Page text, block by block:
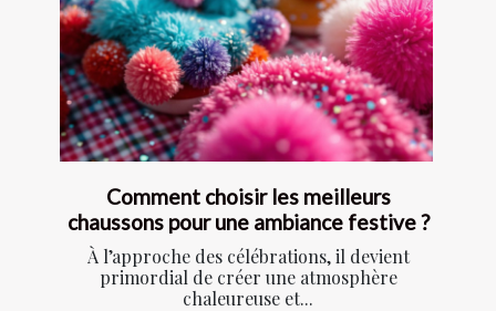
Comment choisir les meilleurs
chaussons pour une ambiance festive ?
À l’approche des célébrations, il devient
primordial de créer une atmosphère
chaleureuse et...